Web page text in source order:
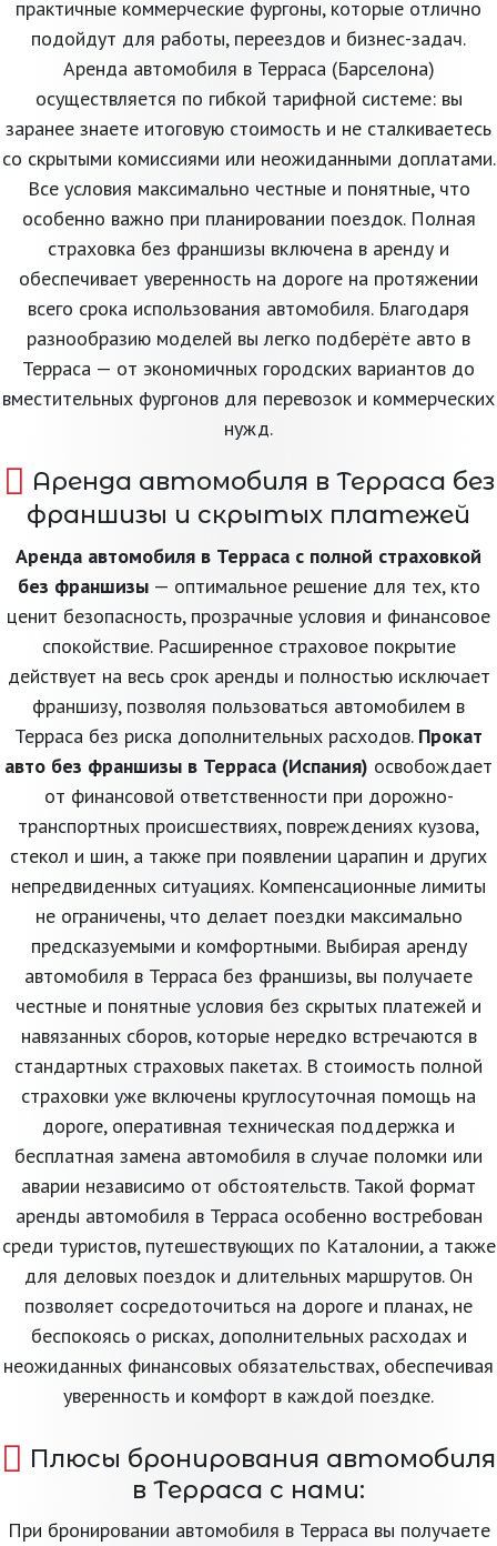
практичные коммерческие фургоны, которые отлично
подойдут для работы, переездов и бизнес-задач.
Аренда автомобиля в Терраса (Барселона)
осуществляется по гибкой тарифной системе: вы
заранее знаете итоговую стоимость и не сталкиваетесь
со скрытыми комиссиями или неожиданными доплатами.
Все условия максимально честные и понятные, что
особенно важно при планировании поездок. Полная
страховка без франшизы включена в аренду и
обеспечивает уверенность на дороге на протяжении
всего срока использования автомобиля. Благодаря
разнообразию моделей вы легко подберёте авто в
Терраса — от экономичных городских вариантов до
вместительных фургонов для перевозок и коммерческих
нужд.
Аренда автомобиля в Терраса без
франшизы и скрытых платежей
Аренда автомобиля в Терраса с полной страховкой
без франшизы— оптимальное решение для тех, кто
ценит безопасность, прозрачные условия и финансовое
спокойствие. Расширенное страховое покрытие
действует на весь срок аренды и полностью исключает
франшизу, позволяя пользоваться автомобилем в
Терраса без риска дополнительных расходов. Прокат
авто без франшизы в Терраса (Испания) освобождает
от финансовой ответственности при дорожно-
транспортных происшествиях, повреждениях кузова,
стекол и шин, а также при появлении царапин и других
непредвиденных ситуациях. Компенсационные лимиты
не ограничены, что делает поездки максимально
предсказуемыми и комфортными. Выбирая аренду
автомобиля в Терраса без франшизы, вы получаете
честные и понятные условия без скрытых платежей и
навязанных сборов, которые нередко встречаются в
стандартных страховых пакетах. В стоимость полной
страховки уже включены круглосуточная помощь на
дороге, оперативная техническая поддержка и
бесплатная замена автомобиля в случае поломки или
аварии независимо от обстоятельств. Такой формат
аренды автомобиля в Терраса особенно востребован
среди туристов, путешествующих по Каталонии, а также
для деловых поездок и длительных маршрутов. Он
позволяет сосредоточиться на дороге и планах, не
беспокоясь о рисках, дополнительных расходах и
неожиданных финансовых обязательствах, обеспечивая
уверенность и комфорт в каждой поездке.
Плюсы бронирования автомобиля
в Терраса с нами:
При бронировании автомобиля в Терраса вы получаете